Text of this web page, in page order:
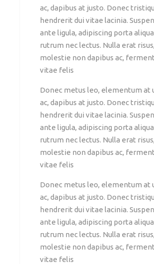
ac, dapibus at justo. Donec
hendrerit dui vitae lacinia.
ante ligula, adipiscing porta
rutrum nec lectus. Nulla erat risus,
molestie non dapibus ac,
vitae felis
Donec metus leo, elementum at
ac, dapibus at justo. Donec
hendrerit dui vitae lacinia.
ante ligula, adipiscing porta
rutrum nec lectus. Nulla erat risus,
molestie non dapibus ac,
vitae felis
Donec metus leo, elementum at
ac, dapibus at justo. Donec
hendrerit dui vitae lacinia.
ante ligula, adipiscing porta
rutrum nec lectus. Nulla erat risus,
molestie non dapibus ac,
vitae felis